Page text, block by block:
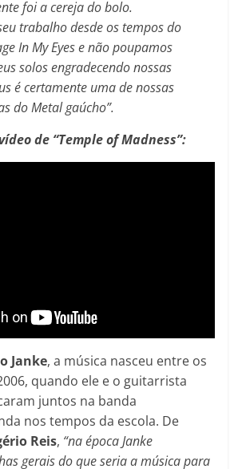
foi a cereja do bolo.
trabalho desde os tempos do
In My Eyes e não poupamos
solos engradecendo nossas
é certamente uma de nossas
do Metal gaúcho”.
de “Temple of Madness”:
Janke, a música nasceu entre os
quando ele e o guitarrista
juntos na banda
nos tempos da escola. De
Reis, “na época Janke
gerais do que seria a música para